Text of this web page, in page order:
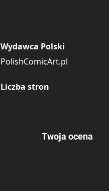
Wydawca Polski
PolishComicArt.pl
Liczba stron
Twoja ocena